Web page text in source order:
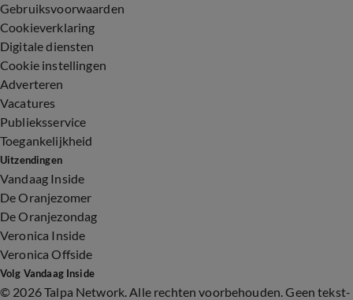
Gebruiksvoorwaarden
Cookieverklaring
Digitale diensten
Cookie instellingen
Adverteren
Vacatures
Publieksservice
Toegankelijkheid
Uitzendingen
Vandaag Inside
De Oranjezomer
De Oranjezondag
Veronica Inside
Veronica Offside
Volg Vandaag Inside
© 2026 Talpa Network. Alle rechten voorbehouden. Geen tekst-